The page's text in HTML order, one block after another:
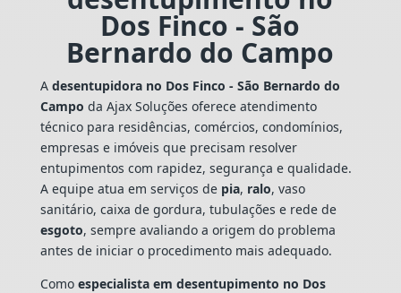
Dos Finco - São
Bernardo do Campo
A desentupidora no Dos Finco - São Bernardo do
Campo da Ajax Soluções oferece atendimento
técnico para residências, comércios, condomínios,
empresas e imóveis que precisam resolver
entupimentos com rapidez, segurança e qualidade.
A equipe atua em serviços de pia, ralo, vaso
sanitário, caixa de gordura, tubulações e rede de
esgoto, sempre avaliando a origem do problema
antes de iniciar o procedimento mais adequado.
Como especialista em desentupimento no Dos